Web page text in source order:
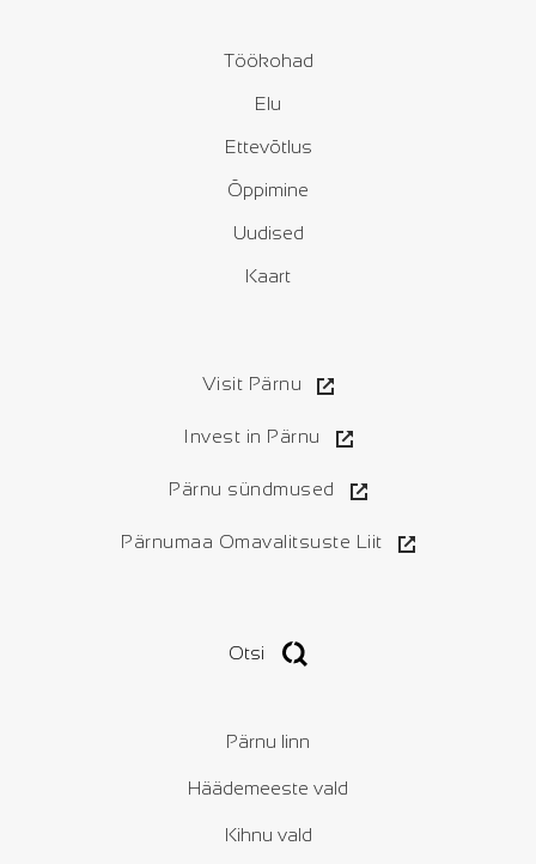
Töökohad
Elu
Ettevõtlus
Õppimine
Uudised
Kaart
Visit Pärnu
Invest in Pärnu
Pärnu sündmused
Pärnumaa Omavalitsuste Liit
Otsi
Pärnu linn
Häädemeeste vald
Kihnu vald